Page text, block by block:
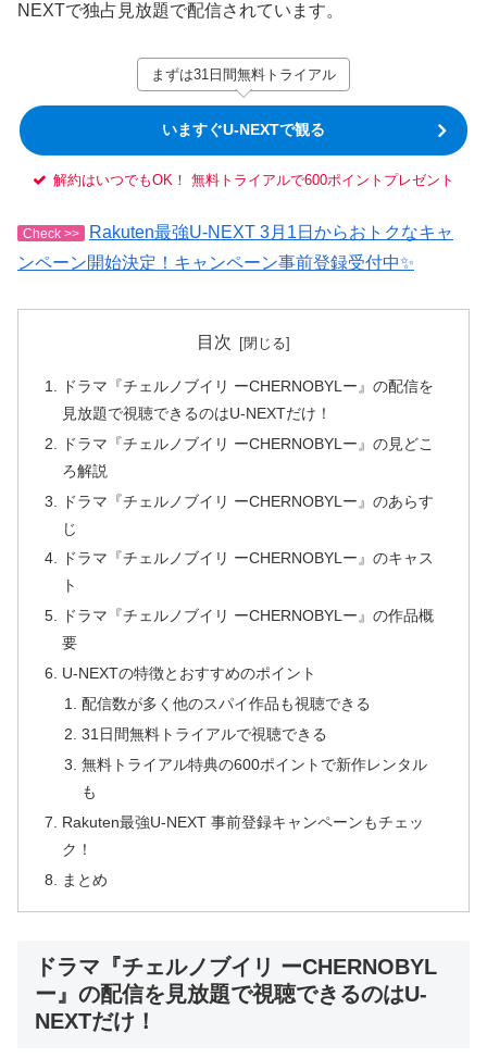
NEXTで独占見放題で配信されています。
まずは31日間無料トライアル
いますぐU-NEXTで観る
解約はいつでもOK！ 無料トライアルで600ポイントプレゼント
Check >>
Rakuten最強U-NEXT 3月1日からおトクなキャ
ンペーン開始決定！キャンペーン事前登録受付中✨
目次
ドラマ『チェルノブイリ ーCHERNOBYLー』の配信を
見放題で視聴できるのはU-NEXTだけ！
ドラマ『チェルノブイリ ーCHERNOBYLー』の見どこ
ろ解説
ドラマ『チェルノブイリ ーCHERNOBYLー』のあらす
じ
ドラマ『チェルノブイリ ーCHERNOBYLー』のキャス
ト
ドラマ『チェルノブイリ ーCHERNOBYLー』の作品概
要
U-NEXTの特徴とおすすめのポイント
配信数が多く他のスパイ作品も視聴できる
31日間無料トライアルで視聴できる
無料トライアル特典の600ポイントで新作レンタル
も
Rakuten最強U-NEXT 事前登録キャンペーンもチェッ
ク！
まとめ
ドラマ『チェルノブイリ ーCHERNOBYL
ー』の配信を見放題で視聴できるのはU-
NEXTだけ！